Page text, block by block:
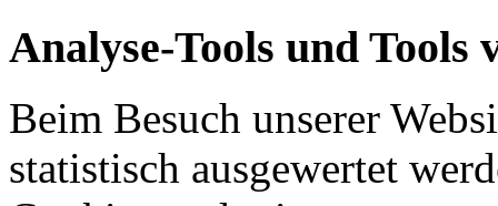
Analyse-Tools und
Beim Besuch unserer
statistisch ausgewertet